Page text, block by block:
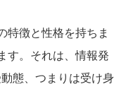
特徴と性格を持ちま
す。それは、情報発
態、つまりは受け身